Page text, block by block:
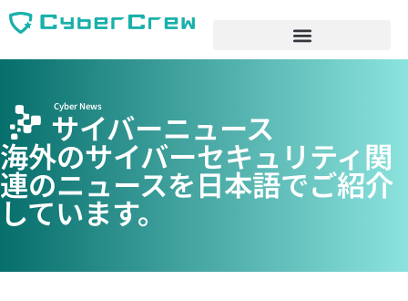
サイバーニュース
Cyber News
海外のサイバーセキュリティ関
連のニュースを日本語でご紹介
しています。